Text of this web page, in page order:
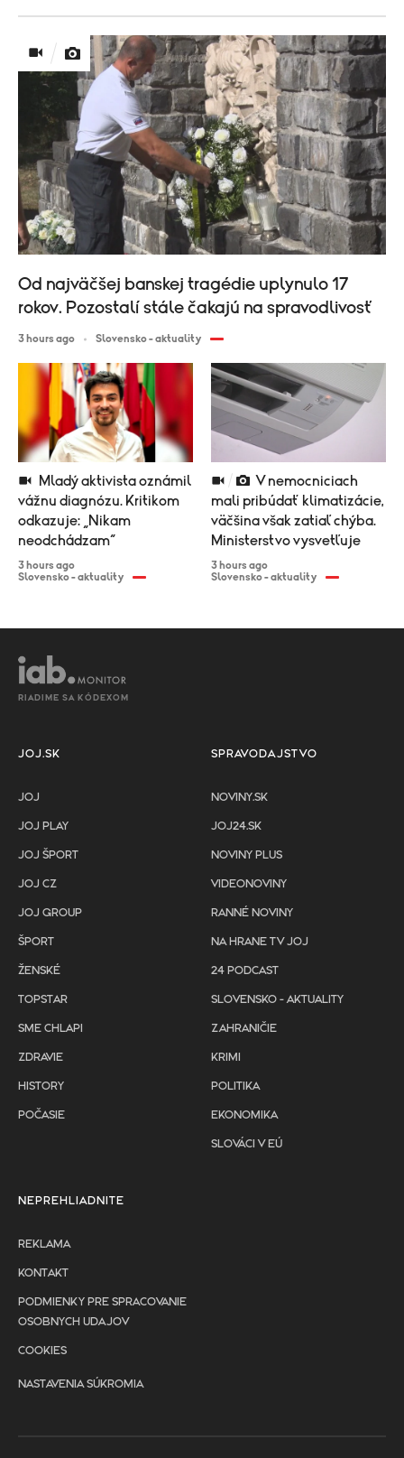
vážnu diagnózu. Kritikom
odkazuje: „Nikam
neodchádzam“
3 hours ago
Slovensko - aktuality
mali pribúdať klimatizácie,
väčšina však zatiaľ chýba.
Ministerstvo vysvetľuje
3 hours ago
Slovensko - aktuality
Od najväčšej banskej tragédie uplynulo 17
rokov. Pozostalí stále čakajú na spravodlivosť
3 hours ago Slovensko - aktuality
RIADIME SA KÓDEXOM
JOJ.SK
JOJ
JOJ PLAY
JOJ ŠPORT
JOJ CZ
JOJ GROUP
ŠPORT
ŽENSKÉ
TOPSTAR
SME CHLAPI
ZDRAVIE
HISTORY
POČASIE
SPRAVODAJSTVO
NOVINY.SK
JOJ24.SK
NOVINY PLUS
VIDEONOVINY
RANNÉ NOVINY
NA HRANE TV JOJ
24 PODCAST
SLOVENSKO - AKTUALITY
ZAHRANIČIE
KRIMI
POLITIKA
EKONOMIKA
SLOVÁCI V EÚ
NEPREHLIADNITE
REKLAMA
KONTAKT
PODMIENKY PRE SPRACOVANIE
OSOBNYCH UDAJOV
COOKIES
NASTAVENIA SÚKROMIA